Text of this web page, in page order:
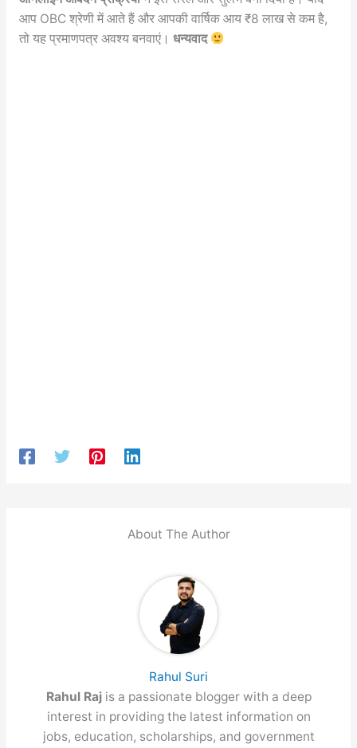
आप OBC श्रेणी में आते हैं और आपकी वार्षिक आय ₹8 लाख से कम है,
तो यह प्रमाणपत्र अवश्य बनवाएं। धन्यवाद
About The Author
Rahul Suri
Rahul Raj is a passionate blogger with a deep
interest in providing the latest information on
jobs, education, scholarships, and government